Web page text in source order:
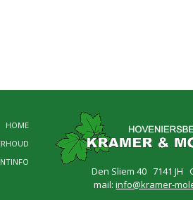
HOME
Den Sliem 40 7141 JH
mail:info@kramer-